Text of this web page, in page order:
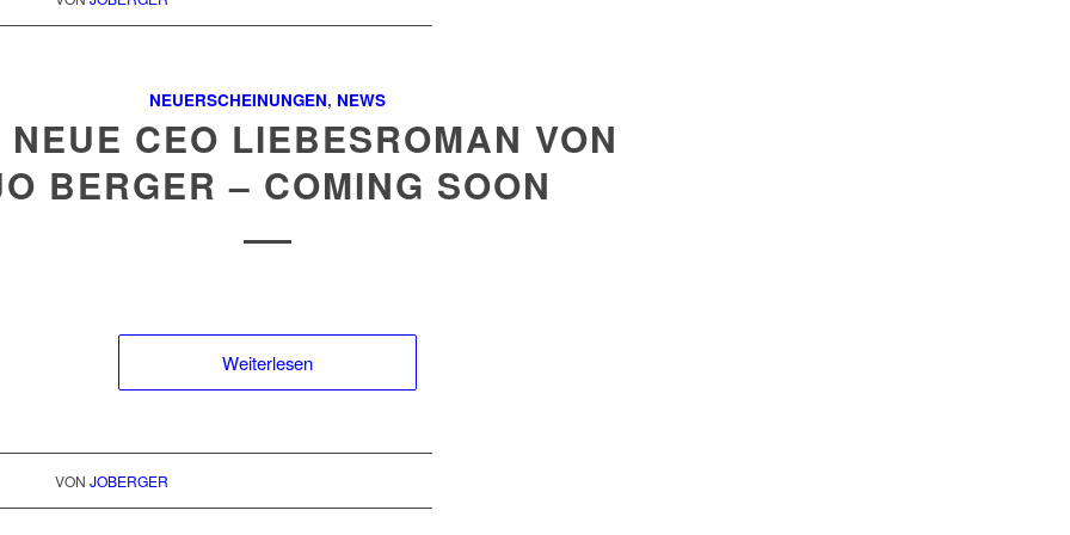
NEUERSCHEINUNGEN, NEWS
NEUE CEO LIEBESROMAN VON
BERGER – COMING SOON
Weiterlesen
VON JOBERGER